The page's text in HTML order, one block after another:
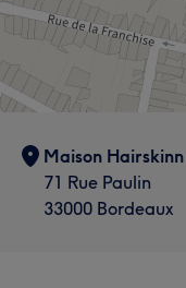
Maison Hairskinn
71 Rue Paulin
33000 Bordeaux